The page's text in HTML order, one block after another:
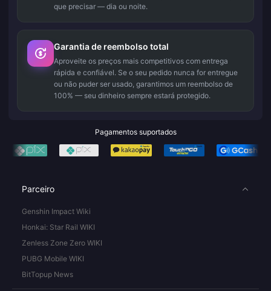
que precisar — dia ou noite.
Garantia de reembolso total
Aproveite os preços mais competitivos com entrega
rápida e confiável. Se o seu pedido nunca for entregue
ou não puder ser usado, garantimos um reembolso de
100% — seu dinheiro sempre estará protegido.
Pagamentos suportados
Parceiro
Genshin Impact Wiki
Honkai: Star Rail WIKI
Zenless Zone Zero WIKI
PUBG Mobile WIKI
BitTopup News